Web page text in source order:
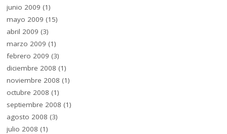
junio 2009 (1)
mayo 2009 (15)
abril 2009 (3)
marzo 2009 (1)
febrero 2009 (3)
diciembre 2008 (1)
noviembre 2008 (1)
octubre 2008 (1)
septiembre 2008 (1)
agosto 2008 (3)
julio 2008 (1)